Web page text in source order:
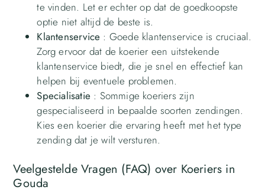
te vinden. Let er echter op dat de goedkoopste
optie niet altijd de beste is.
Klantenservice : Goede klantenservice is cruciaal.
Zorg ervoor dat de koerier een uitstekende
klantenservice biedt, die je snel en effectief kan
helpen bij eventuele problemen.
Specialisatie : Sommige koeriers zijn
gespecialiseerd in bepaalde soorten zendingen.
Kies een koerier die ervaring heeft met het type
zending dat je wilt versturen.
Veelgestelde Vragen (FAQ) over Koeriers in
Gouda